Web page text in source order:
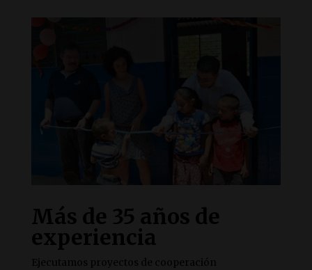
Más de 35 años de
experiencia
Ejecutamos proyectos de cooperación